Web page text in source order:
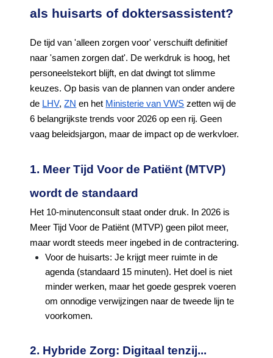
als huisarts of doktersassistent?
De tijd van 'alleen zorgen voor' verschuift definitief
naar 'samen zorgen dat'. De werkdruk is hoog, het
personeelstekort blijft, en dat dwingt tot slimme
keuzes. Op basis van de plannen van onder andere
de LHV,ZN en het Ministerie van VWS zetten wij de
6 belangrijkste trends voor 2026 op een rij. Geen
vaag beleidsjargon, maar de impact op de werkvloer.
1. Meer Tijd Voor de Patiënt (MTVP)
wordt de standaard
Het 10-minutenconsult staat onder druk. In 2026 is
Meer Tijd Voor de Patiënt (MTVP) geen pilot meer,
maar wordt steeds meer ingebed in de contractering.
Voor de huisarts: Je krijgt meer ruimte in de
agenda (standaard 15 minuten). Het doel is niet
minder werken, maar het goede gesprek voeren
om onnodige verwijzingen naar de tweede lijn te
voorkomen.
2. Hybride Zorg: Digitaal tenzij...